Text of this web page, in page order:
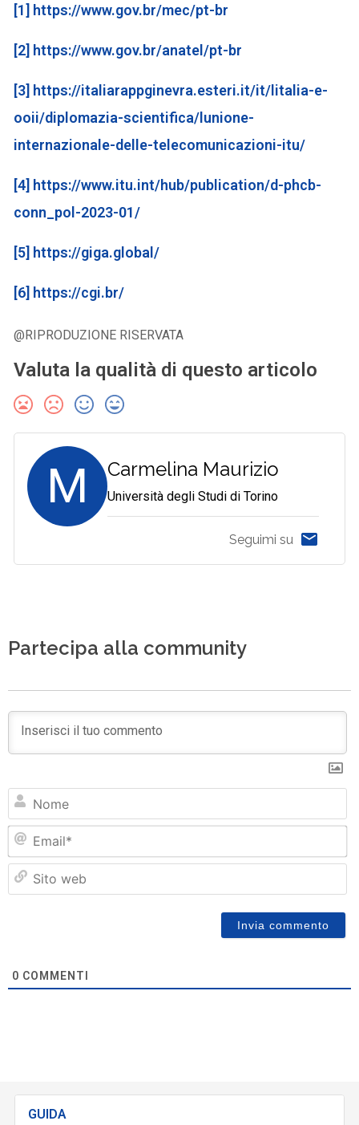
[1] https://www.gov.br/mec/pt-br
[2] https://www.gov.br/anatel/pt-br
[3] https://italiarappginevra.esteri.it/it/litalia-e-
ooii/diplomazia-scientifica/lunione-
internazionale-delle-telecomunicazioni-itu/
[4] https://www.itu.int/hub/publication/d-phcb-
conn_pol-2023-01/
[5] https://giga.global/
[6] https://cgi.br/
@RIPRODUZIONE RISERVATA
Valuta la qualità di questo articolo
M Carmelina Maurizio
Università degli Studi di Torino
Seguimi su
Partecipa alla community
0 COMMENTI
GUIDA